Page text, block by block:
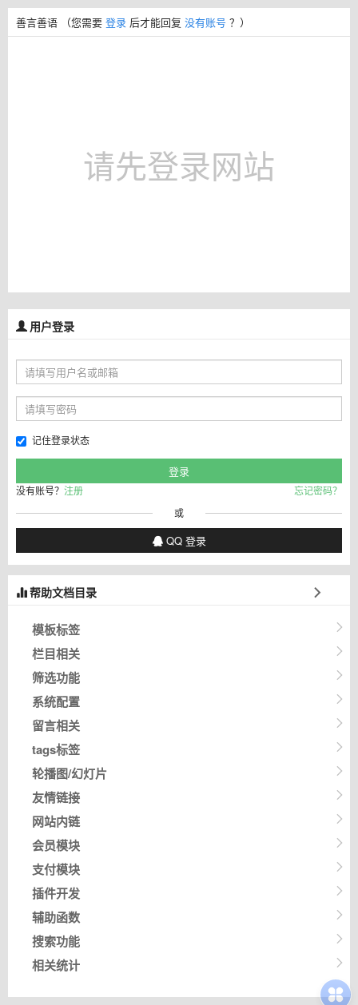
善言善语 （您需要 登录 后才能回复 没有账号 ？）
请先登录网站
用户登录
记住登录状态
没有账号？ 注册
忘记密码？
或
QQ 登录
帮助文档目录
模板标签
栏目相关
筛选功能
系统配置
留言相关
tags标签
轮播图/幻灯片
友情链接
网站内链
会员模块
支付模块
插件开发
辅助函数
搜索功能
相关统计